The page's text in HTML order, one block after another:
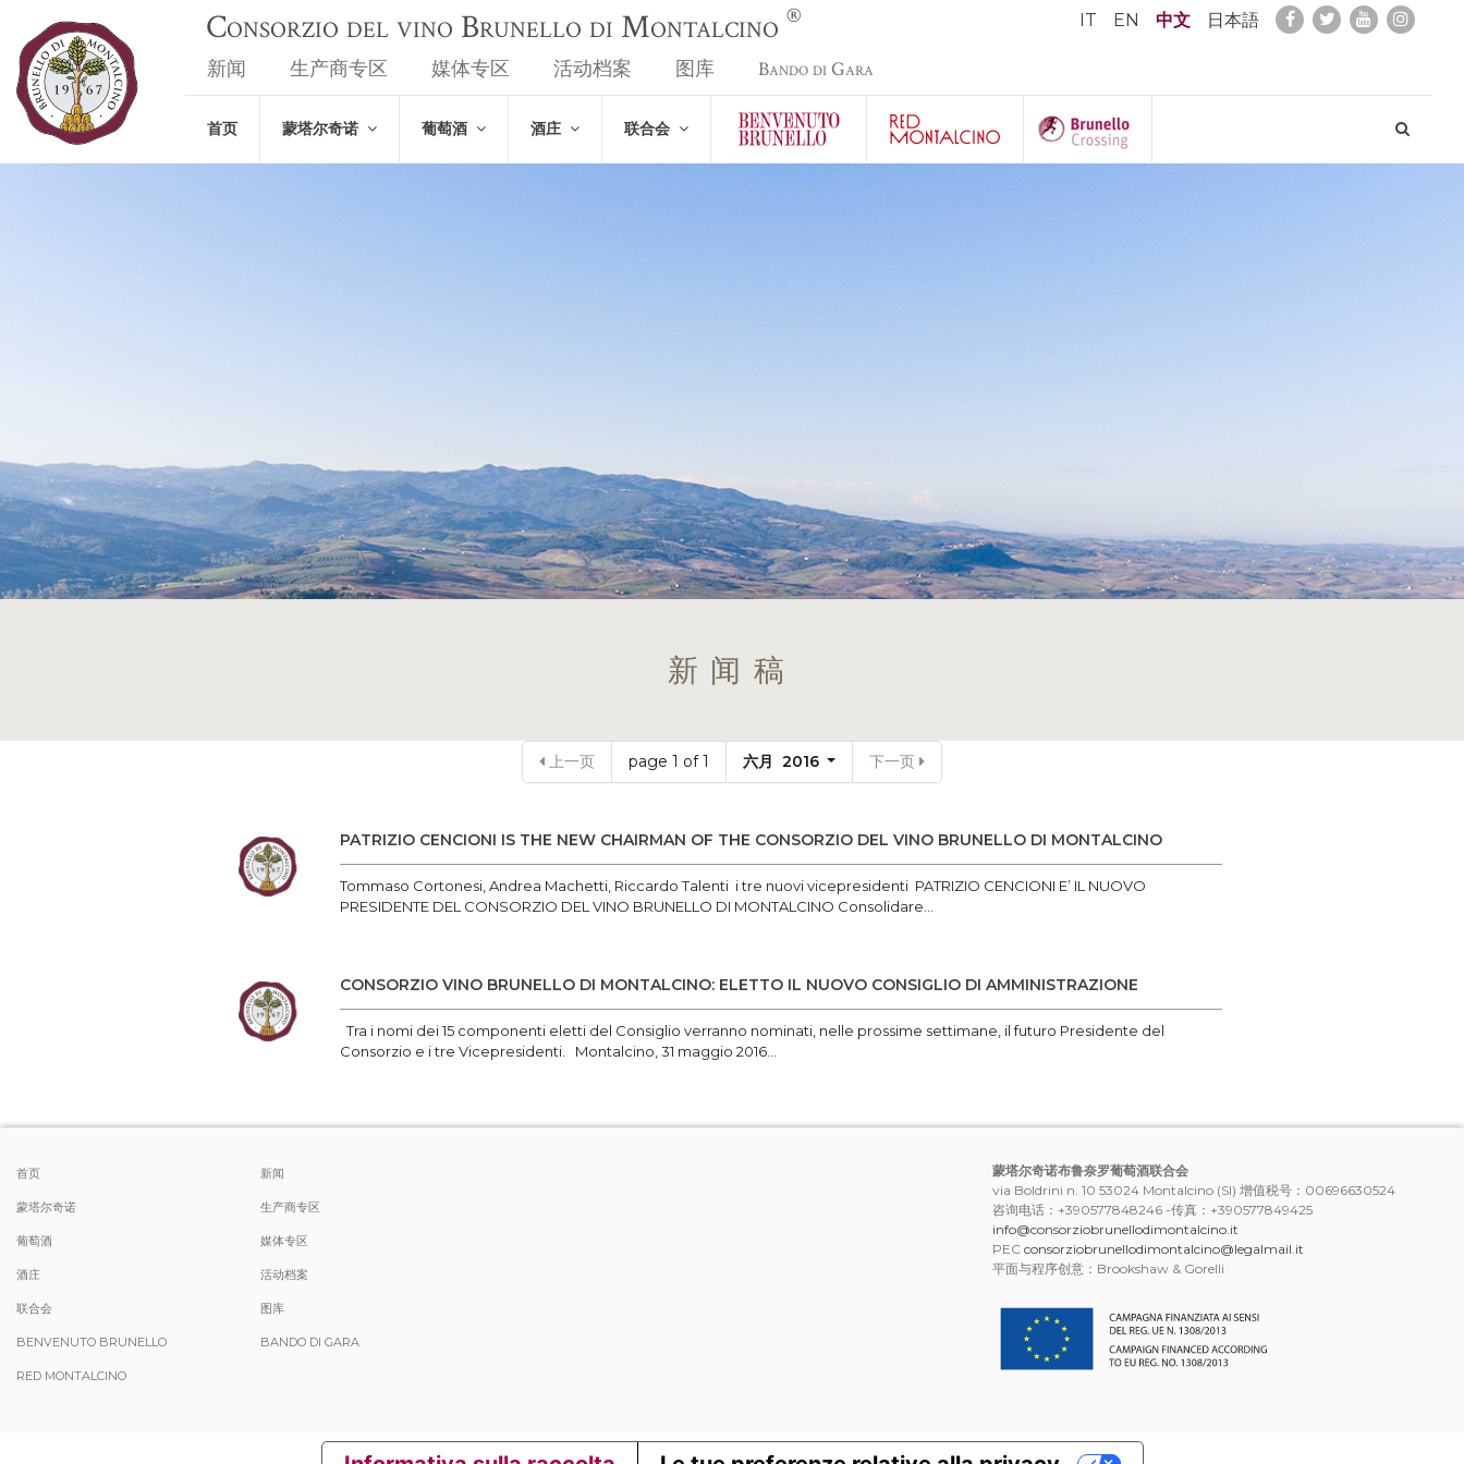
Consorzio del vino Brunello di Montalcino ® IT EN 中文 日本語
新闻 生产商专区 媒体专区 活动档案 图库 Bando di Gara
首页 蒙塔尔奇诺 葡萄酒 酒庄 联合会
新闻稿
上一页 page 1 of 1 六月 2016 下一页
PATRIZIO CENCIONI IS THE NEW CHAIRMAN OF THE CONSORZIO DEL VINO BRUNELLO DI MONTALCINO
Tommaso Cortonesi, Andrea Machetti, Riccardo Talenti i tre nuovi vicepresidenti PATRIZIO CENCIONI E’ IL NUOVO
PRESIDENTE DEL CONSORZIO DEL VINO BRUNELLO DI MONTALCINO Consolidare...
CONSORZIO VINO BRUNELLO DI MONTALCINO: ELETTO IL NUOVO CONSIGLIO DI AMMINISTRAZIONE
Tra i nomi dei 15 componenti eletti del Consiglio verranno nominati, nelle prossime settimane, il futuro Presidente del
Consorzio e i tre Vicepresidenti. Montalcino, 31 maggio 2016...
首页
蒙塔尔奇诺
葡萄酒
酒庄
联合会
BENVENUTO BRUNELLO
RED MONTALCINO
新闻
生产商专区
媒体专区
活动档案
图库
BANDO DI GARA
蒙塔尔奇诺布鲁奈罗葡萄酒联合会
via Boldrini n. 10 53024 Montalcino (SI) 增值税号：00696630524
咨询电话：+390577848246 -传真：+390577849425
info@consorziobrunellodimontalcino.it
PEC consorziobrunellodimontalcino@legalmail.it
平面与程序创意：Brookshaw & Gorelli